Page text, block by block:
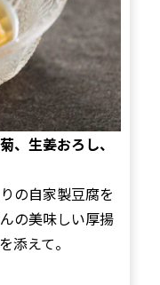
、生姜おろし、
の自家製豆腐を
の美味しい厚揚
添えて。